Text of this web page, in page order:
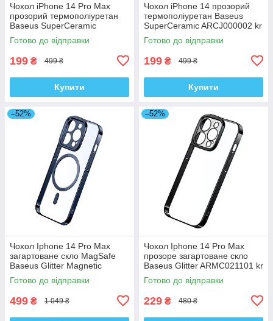
Чохол iPhone 14 Pro Max
прозорий термополіуретан
Baseus SuperCeramic
ARCJ010102 kr
Готово до відправки
199 ₴ 499 ₴
Купити
Чохол iPhone 14 прозорий
термополіуретан Baseus
SuperCeramic ARCJ000002 kr
Готово до відправки
199 ₴ 499 ₴
Купити
–52%
Чохол Iphone 14 Pro Max
загартоване скло MagSafe
Baseus Glitter Magnetic
ARMC010703 kr
Готово до відправки
499 ₴ 1 049 ₴
–52%
Чохол Iphone 14 Pro Max
прозоре загартоване скло
Baseus Glitter ARMC021101 kr
Готово до відправки
229 ₴ 480 ₴